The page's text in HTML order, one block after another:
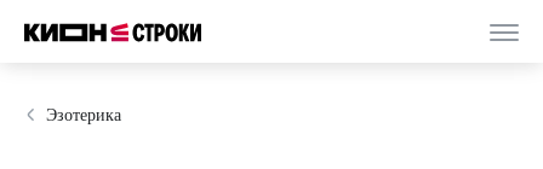
Эзотерика